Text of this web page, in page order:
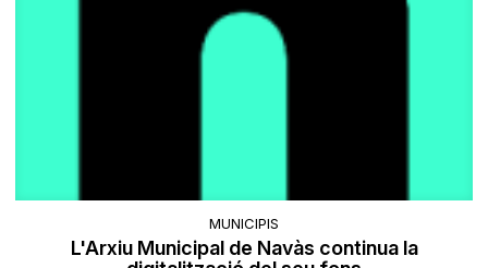
MUNICIPIS
L'Arxiu Municipal de Navàs continua la